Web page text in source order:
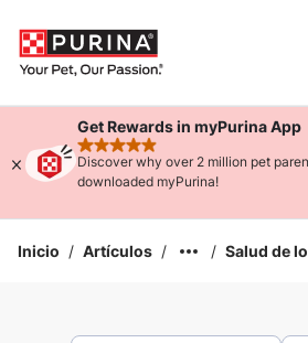
Get Rewards in myPurina App
rated 4.9 stars
Discover why over 2 million pet
downloaded myPurina!
Inicio / Artículos / / Salud de